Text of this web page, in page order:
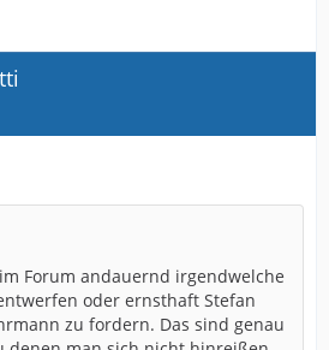
Forum andauernd irgendwelche
oder ernsthaft Stefan
zu fordern. Das sind genau